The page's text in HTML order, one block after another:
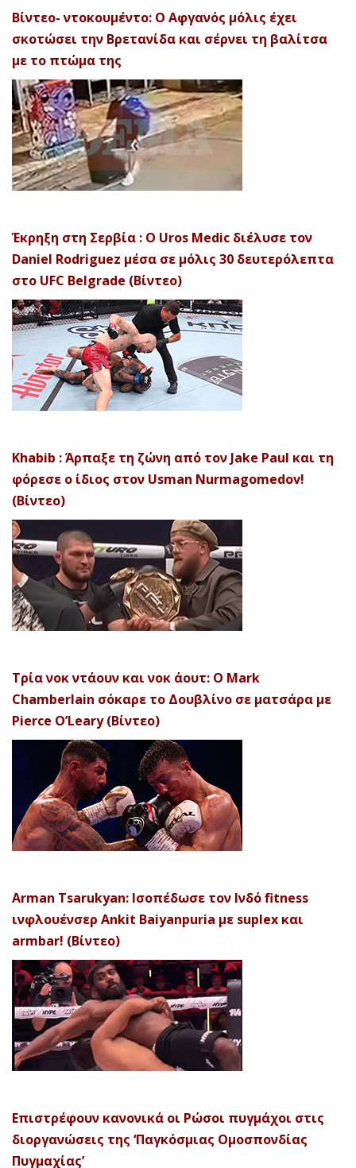
Βίντεο- ντοκουμέντο: Ο Αφγανός μόλις έχει
σκοτώσει την Βρετανίδα και σέρνει τη βαλίτσα
με το πτώμα της
Έκρηξη στη Σερβία : Ο Uros Medic διέλυσε τον
Daniel Rodriguez μέσα σε μόλις 30 δευτερόλεπτα
στο UFC Belgrade (Βίντεο)
Khabib : Άρπαξε τη ζώνη από τον Jake Paul και τη
φόρεσε ο ίδιος στον Usman Nurmagomedov!
(Βίντεο)
Τρία νοκ ντάουν και νοκ άουτ: Ο Mark
Chamberlain σόκαρε το Δουβλίνο σε ματσάρα με
Pierce O’Leary (Βίντεο)
Arman Tsarukyan: Ισοπέδωσε τον Ινδό fitness
ινφλουένσερ Ankit Baiyanpuria με suplex και
armbar! (Βίντεο)
Επιστρέφουν κανονικά οι Ρώσοι πυγμάχοι στις
διοργανώσεις της ‘Παγκόσμιας Ομοσπονδίας
Πυγμαχίας’